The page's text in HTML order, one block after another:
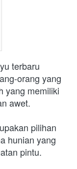
terbaru
orang yang
yang memiliki
awet.
pilihan
hunian yang
pintu.